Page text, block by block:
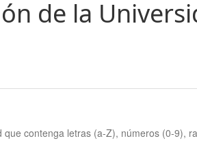
de la
contenga letras (a-Z), números (0-9),